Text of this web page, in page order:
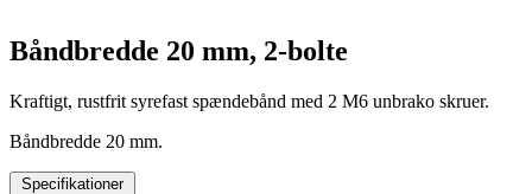
Båndbredde 20 mm, 2-bolte
Kraftigt, rustfrit syrefast spændebånd med 2 M6 unbrako skruer.
Båndbredde 20 mm.
Specifikationer